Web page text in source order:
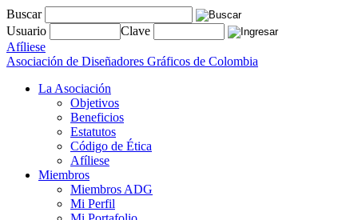
Buscar
Usuario
Clave
Afíliese
Asociación de Diseñadores Gráficos de Colombia
La Asociación
Objetivos
Beneficios
Estatutos
Código de Ética
Afíliese
Miembros
Miembros ADG
Mi Perfil